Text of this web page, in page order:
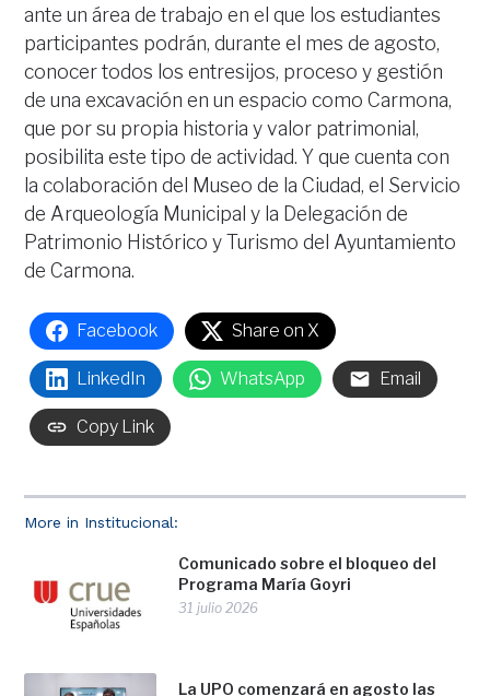
More in Institucional:
Comunicado sobre el bloqueo del
Programa María Goyri
31 julio 2026
La UPO comenzará en agosto las
ante un área de trabajo en el que los estudiantes
participantes podrán, durante el mes de agosto,
conocer todos los entresijos, proceso y gestión
de una excavación en un espacio como Carmona,
que por su propia historia y valor patrimonial,
posibilita este tipo de actividad. Y que cuenta con
la colaboración del Museo de la Ciudad, el Servicio
de Arqueología Municipal y la Delegación de
Patrimonio Histórico y Turismo del Ayuntamiento
de Carmona.
Facebook Share on X
LinkedIn WhatsApp Email
Copy Link